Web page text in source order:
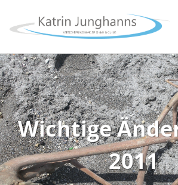
Wichtige
2011